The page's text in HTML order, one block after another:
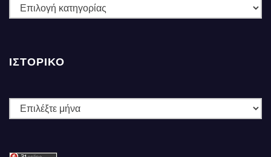
ΚΑΤΗΓΟΡΙΕΣ
ΙΣΤΟΡΙΚΌ
Ιστορικό